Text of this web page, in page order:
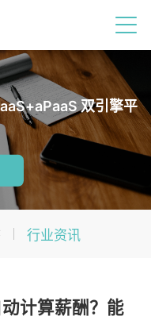
双引擎平
行业资讯
计算薪酬？能